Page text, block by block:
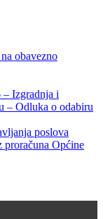
obavezno
Izgradnja i
– Odluka o odabiru
poslova
Općine